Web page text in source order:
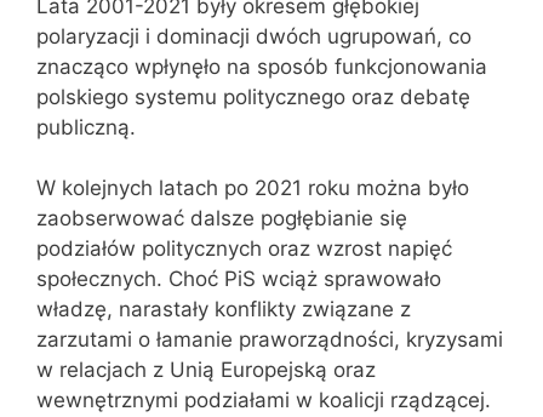
Lata 2001-2021 były okresem głębokiej
polaryzacji i dominacji dwóch ugrupowań, co
znacząco wpłynęło na sposób funkcjonowania
polskiego systemu politycznego oraz debatę
publiczną.
W kolejnych latach po 2021 roku można było
zaobserwować dalsze pogłębianie się
podziałów politycznych oraz wzrost napięć
społecznych. Choć PiS wciąż sprawowało
władzę, narastały konflikty związane z
zarzutami o łamanie praworządności, kryzysami
w relacjach z Unią Europejską oraz
wewnętrznymi podziałami w koalicji rządzącej.